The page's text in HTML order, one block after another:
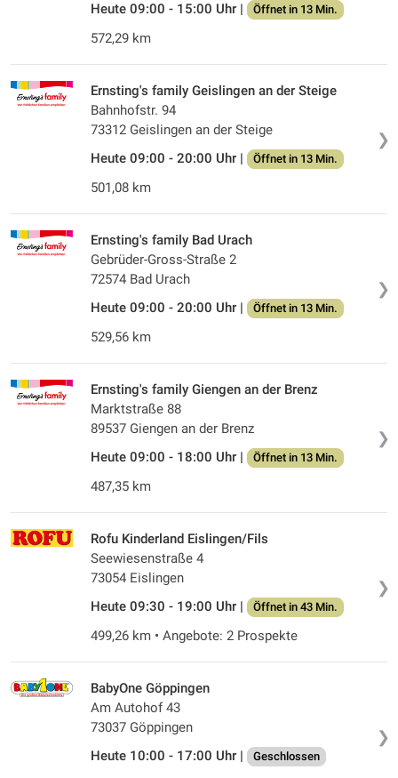
Heute 09:00 - 15:00 Uhr |
Öffnet in 13 Min.
572,29 km
❯
Ernsting's family Geislingen an der Steige
Bahnhofstr. 94
73312 Geislingen an der Steige
Heute 09:00 - 20:00 Uhr |
Öffnet in 13 Min.
501,08 km
❯
Ernsting's family Bad Urach
Gebrüder-Gross-Straße 2
72574 Bad Urach
Heute 09:00 - 20:00 Uhr |
Öffnet in 13 Min.
529,56 km
❯
Ernsting's family Giengen an der Brenz
Marktstraße 88
89537 Giengen an der Brenz
Heute 09:00 - 18:00 Uhr |
Öffnet in 13 Min.
487,35 km
❯
Rofu Kinderland Eislingen/Fils
Seewiesenstraße 4
73054 Eislingen
Heute 09:30 - 19:00 Uhr |
Öffnet in 43 Min.
499,26 km • Angebote: 2 Prospekte
❯
BabyOne Göppingen
Am Autohof 43
73037 Göppingen
Heute 10:00 - 17:00 Uhr |
Geschlossen